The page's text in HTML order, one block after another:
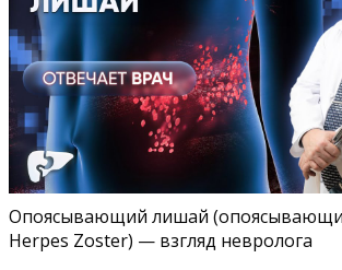
Опоясывающий лишай
Herpes Zoster) — взгляд невролога